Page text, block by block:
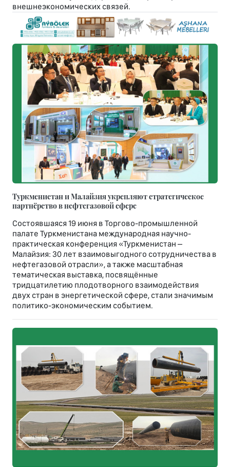
внешнеэкономических связей.
Туркменистан и Малайзия укрепляют стратегическое
партнёрство в нефтегазовой сфере
Состоявшаяся 19 июня в Торгово-промышленной
палате Туркменистана международная научно-
практическая конференция «Туркменистан –
Малайзия: 30 лет взаимовыгодного сотрудничества в
нефтегазовой отрасли», а также масштабная
тематическая выставка, посвящённые
тридцатилетию плодотворного взаимодействия
двух стран в энергетической сфере, стали значимым
политико-экономическим событием.